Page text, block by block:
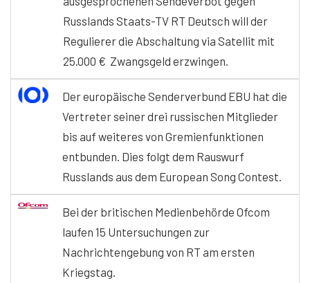
Russlands Staats-TV RT Deutsch will der
Regulierer die Abschaltung via Satellit mit
25.000 € Zwangsgeld erzwingen.
Der europäische Senderverbund EBU hat die
Vertreter seiner drei russischen Mitglieder
bis auf weiteres von Gremienfunktionen
entbunden. Dies folgt dem Rauswurf
Russlands aus dem European Song Contest.
Bei der britischen Medienbehörde Ofcom
laufen 15 Untersuchungen zur
Nachrichtengebung von RT am ersten
Kriegstag.